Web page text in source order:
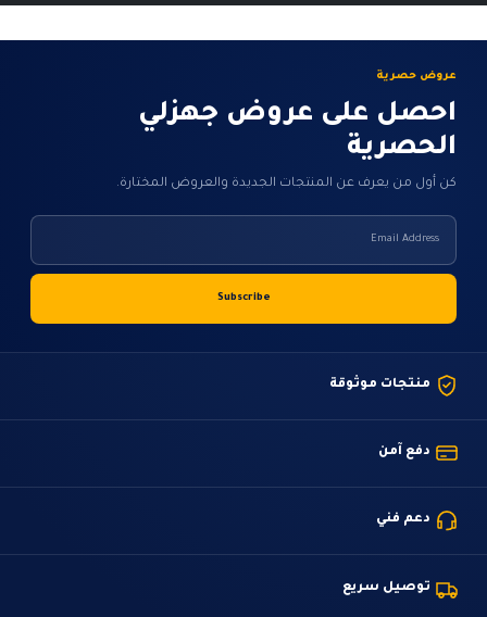
عروض حصرية
احصل على عروض جهزلي
الحصرية
كن أول من يعرف عن المنتجات الجديدة والعروض المختارة.
منتجات موثوقة
دفع آمن
دعم فني
توصيل سريع